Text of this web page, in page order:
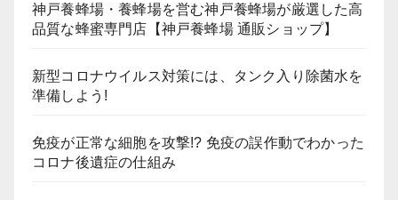
神戸養蜂場・養蜂場を営む神戸養蜂場が厳選した高
品質な蜂蜜専門店【神戸養蜂場 通販ショップ】
新型コロナウイルス対策には、タンク入り除菌水を
準備しよう!
免疫が正常な細胞を攻撃!? 免疫の誤作動でわかった
コロナ後遺症の仕組み